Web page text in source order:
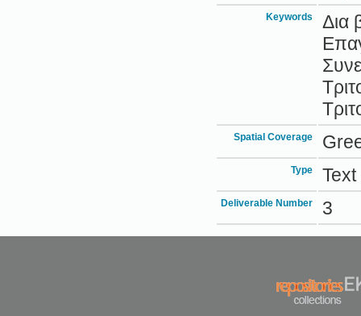
Keywords
Δια
Spatial Coverage
Type
Deliverable Number 3